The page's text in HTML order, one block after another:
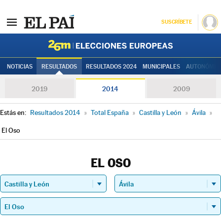
SUSCRÍBETE
NOTICIAS RESULTADOS RESULTADOS 2024 MUNICIPALES
2019 2014 2009
Estás en: Resultados 2014 » Total España » Castilla y León » Ávila »
El Oso
EL OSO